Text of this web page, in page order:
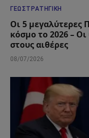
ΓΕΩΣΤΡΑΤΗΓΙΚΉ
Οι 5 μεγαλύτερες
κόσμο το 2026 –
στους αιθέρες
08/07/2026